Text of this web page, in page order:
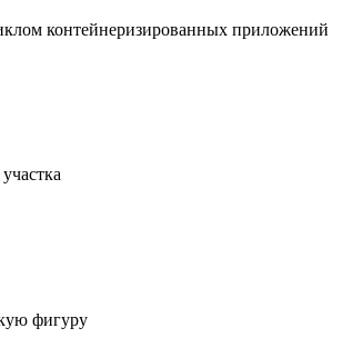
контейнеризированных приложений
фигуру